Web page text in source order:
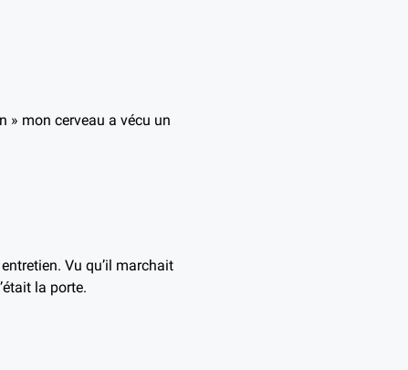
» mon cerveau a vécu un
Vu qu’il marchait
la porte.